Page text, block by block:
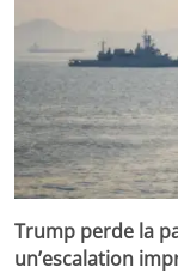
Trump perde la
un’escalation